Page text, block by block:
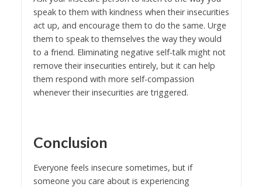
speak to them with kindness when their insecurities
act up, and encourage them to do the same. Urge
them to speak to themselves the way they would
to a friend. Eliminating negative self-talk might not
remove their insecurities entirely, but it can help
them respond with more self-compassion
whenever their insecurities are triggered.
Conclusion
Everyone feels insecure sometimes, but if
someone you care about is experiencing